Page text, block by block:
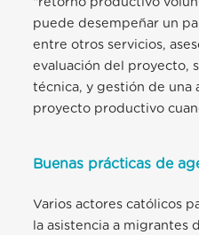
puede desempeñar un
entre otros servicios,
evaluación del proyecto,
técnica, y gestión de una
proyecto productivo
Buenas prácticas de
Varios actores católicos
la asistencia a migrantes